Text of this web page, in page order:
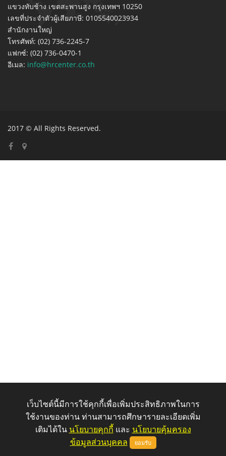
แขวงทับช้าง เขตสะพานสูง กรุงเทพฯ 10250
เลขที่ประจำตัวผู้เสียภาษี: 0105540023934
สำนักงานใหญ่
โทรศัพท์: (02) 736-2245-7
แฟกซ์: (02) 736-0470-1
อีเมล: info@hrcenter.co.th
2017 © All Rights Reserved.
เว็บไซต์นี้มีการใช้คุกกี้เพื่อเพิ่มประสิทธิภาพในการ
ใช้งานของท่าน ท่านสามารถศึกษารายละเอียดเพิ่ม
เติมได้ใน นโยบายคุกกี้ และ นโยบายคุ้มครอง
ข้อมูลส่วนบุคคล
ยอมรับ